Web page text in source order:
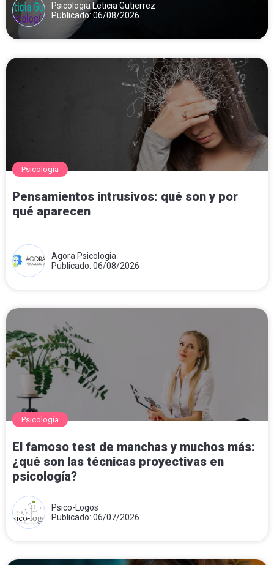
Psicologia Leticia Gutierrez
Publicado: 06/08/2026
Psicología
Pensamientos intrusivos: qué son y por
qué aparecen
Agora Psicologia
Publicado: 06/08/2026
Psicología
El famoso test de manchas y muchos más:
¿qué son las técnicas proyectivas en
psicología?
Psico-Logos
Publicado: 06/07/2026